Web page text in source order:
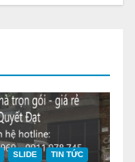
SLIDE TIN TỨC